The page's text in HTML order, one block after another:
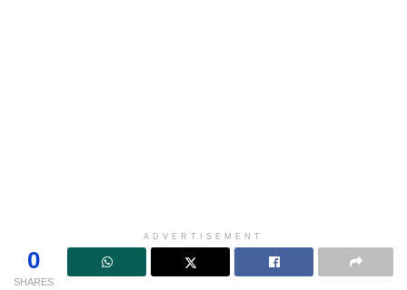
ADVERTISEMENT
0
SHARES